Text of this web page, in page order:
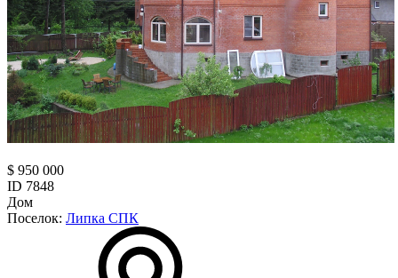
$ 950 000
ID 7848
Дом
Поселок: Липка СПК